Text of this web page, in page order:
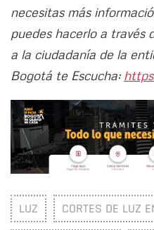
necesitas más
puedes hacerlo a través
a la ciudadanía de la
Bogotá te Escucha:
LUZ CORTES DE LUZ